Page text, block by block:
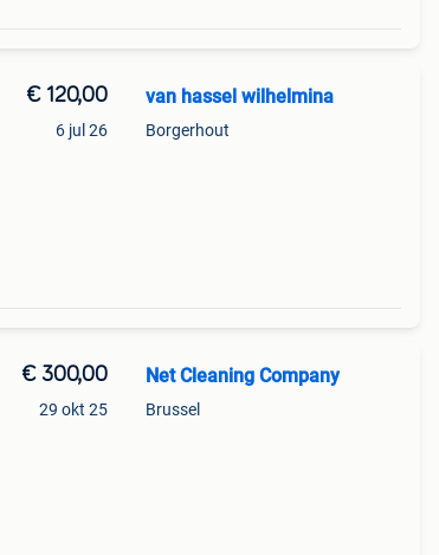
€ 120,00
6 jul 26
van hassel wilhelmina
Borgerhout
€ 300,00
29 okt 25
Net Cleaning Company
Brussel